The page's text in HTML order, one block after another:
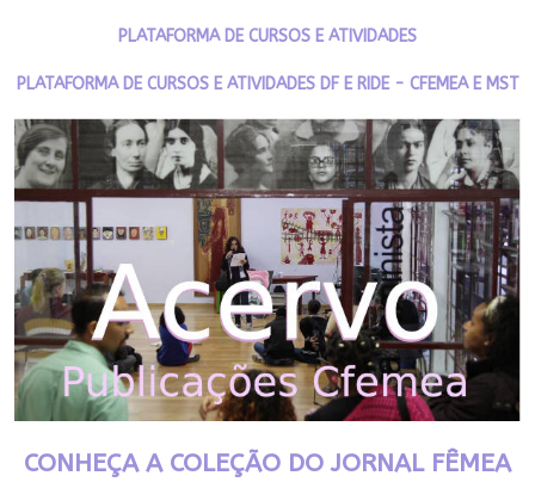
PLATAFORMA DE CURSOS E ATIVIDADES
PLATAFORMA DE CURSOS E ATIVIDADES DF E RIDE - CFEMEA E MST
CONHEÇA A COLEÇÃO DO JORNAL FÊMEA